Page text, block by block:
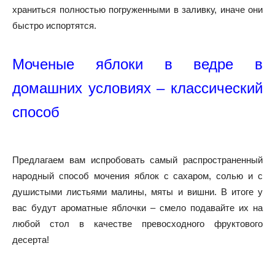
храниться полностью погруженными в заливку, иначе они
быстро испортятся.
Моченые яблоки в ведре в
домашних условиях – классический
способ
Предлагаем вам испробовать самый распространенный
народный способ мочения яблок с сахаром, солью и с
душистыми листьями малины, мяты и вишни. В итоге у
вас будут ароматные яблочки – смело подавайте их на
любой стол в качестве превосходного фруктового
десерта!